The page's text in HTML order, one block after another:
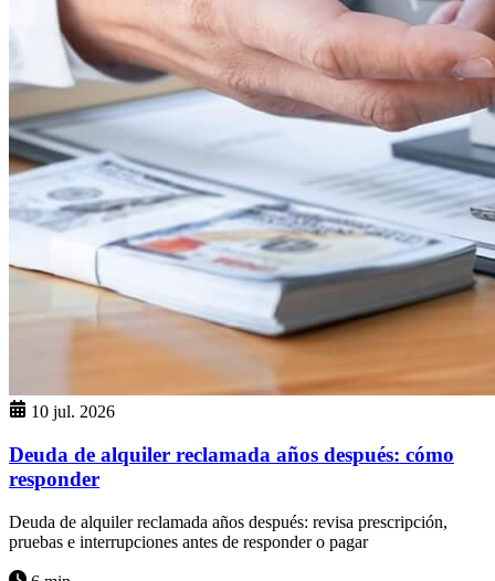
10 jul. 2026
Deuda de alquiler reclamada años después: cómo
responder
Deuda de alquiler reclamada años después: revisa prescripción,
pruebas e interrupciones antes de responder o pagar